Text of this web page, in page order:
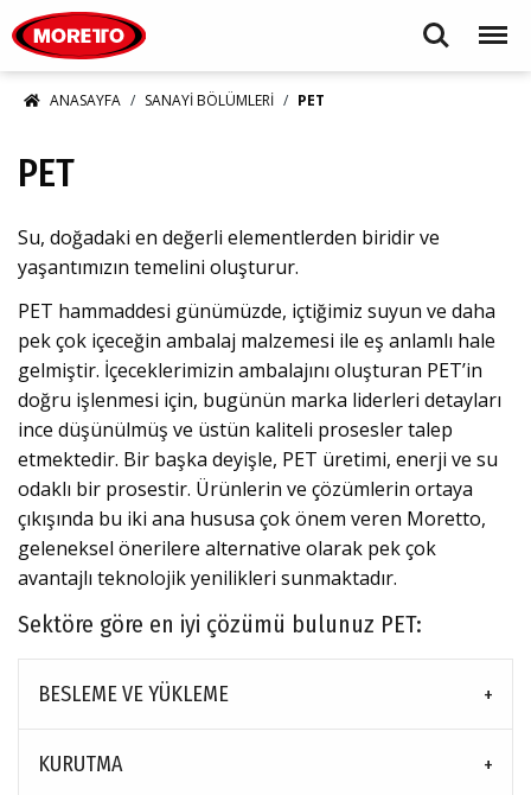
Search Menu
ANASAYFA SANAYI BÖLÜMLERI PET
PET
Su, doğadaki en değerli elementlerden biridir ve
yaşantımızın temelini oluşturur.
PET hammaddesi günümüzde, içtiğimiz suyun ve daha
pek çok içeceğin ambalaj malzemesi ile eş anlamlı hale
gelmiştir. İçeceklerimizin ambalajını oluşturan PET’in
doğru işlenmesi için, bugünün marka liderleri detayları
ince düşünülmüş ve üstün kaliteli prosesler talep
etmektedir. Bir başka deyişle, PET üretimi, enerji ve su
odaklı bir prosestir. Ürünlerin ve çözümlerin ortaya
çıkışında bu iki ana hususa çok önem veren Moretto,
geleneksel önerilere alternative olarak pek çok
avantajlı teknolojik yenilikleri sunmaktadır.
Sektöre göre en iyi çözümü bulunuz PET:
BESLEME VE YÜKLEME
KURUTMA